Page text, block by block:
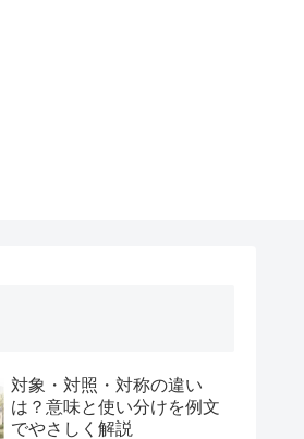
対象・対照・対称の違い
は？意味と使い分けを例文
でやさしく解説